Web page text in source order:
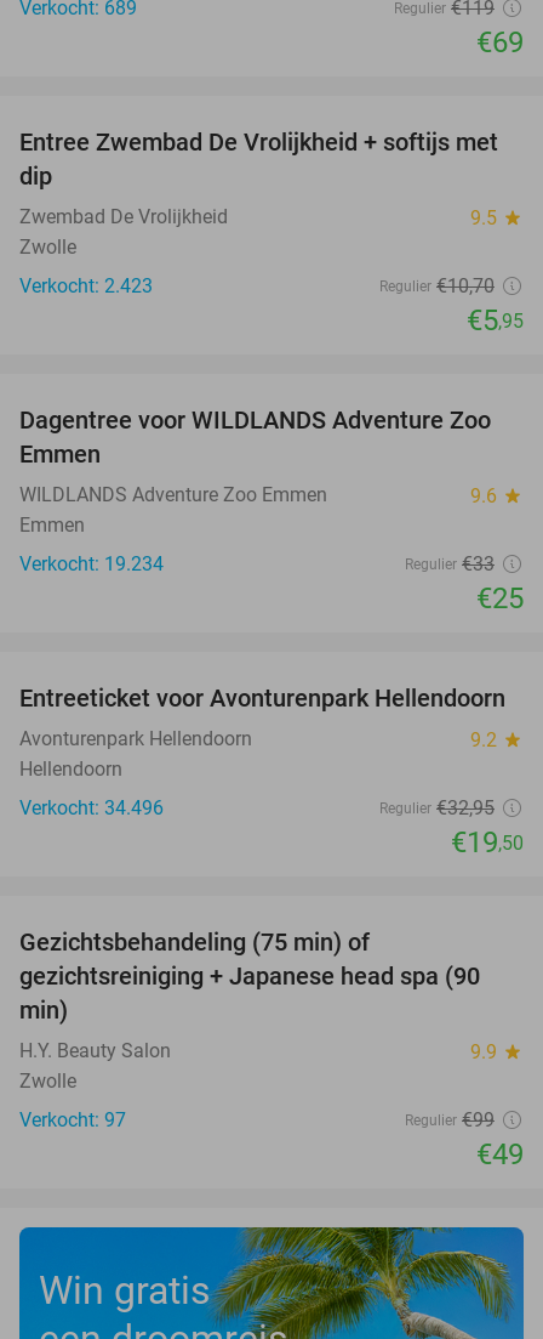
Verkocht: 689 Regulier €119
€69
44%
Entree Zwembad De Vrolijkheid + softijs met
dip
Zwembad De Vrolijkheid 9.5 star
Zwolle
Verkocht: 2.423
Regulier €10,70
€5,95
24%
Dagentree voor WILDLANDS Adventure Zoo
Emmen
WILDLANDS Adventure Zoo Emmen 9.6 star
Emmen
Verkocht: 19.234
Regulier €33
€25
41%
Entreeticket voor Avonturenpark Hellendoorn
Avonturenpark Hellendoorn 9.2 star
Hellendoorn
Verkocht: 34.496
Regulier €32,95
€19,50
Gezichtsbehandeling (75 min) of
gezichtsreiniging + Japanese head spa (90
min)
H.Y. Beauty Salon 9.9 star
Zwolle
Verkocht: 97
Regulier €99
€49
Win gratis